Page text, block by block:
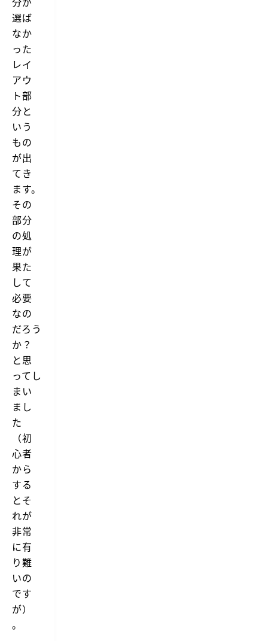
選ば
なか
った
レイ
アウ
ト部
分と
いう
もの
が出
てき
ます。
その
部分
の処
理が
果た
して
必要
なの
だろう
か？
と思
ってし
まい
まし
た
（初
心者
から
する
とそ
れが
非常
に有
り難
いの
です
が）
。